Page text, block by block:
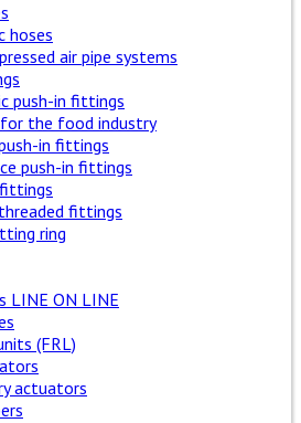
hoses
air pipe systems
push-in fittings
the food industry
in fittings
push-in fittings
fittings
ring
LINE ON LINE
(FRL)
actuators